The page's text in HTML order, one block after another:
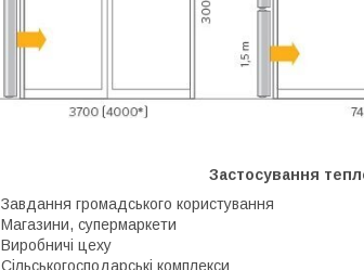
Застосування
Завдання громадського користування
Магазини, супермаркети
Виробничі цеху
Сільськогосподарські комплекси